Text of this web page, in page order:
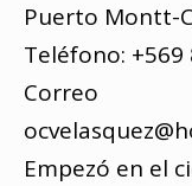
Puerto Montt-
Teléfono: +569
Empezó en el